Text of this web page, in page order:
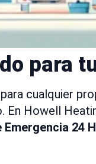
para
cualquier
Howell
Emergencia 24